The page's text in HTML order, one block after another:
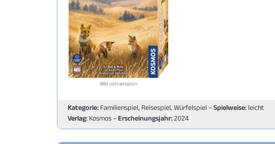
Bild von amazon
Kategorie: Familienspiel, Reisespiel, Würfelspiel –Spielweise: leicht
Verlag: Kosmos – Erscheinungsjahr:2024